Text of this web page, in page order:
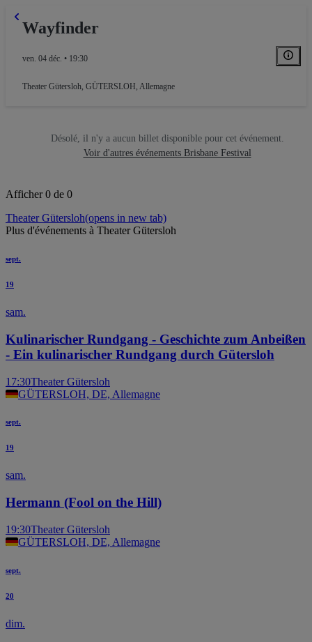
Wayfinder
ven. 04 déc. • 19:30
Theater Gütersloh, GÜTERSLOH, Allemagne
Désolé, il n'y a aucun billet disponible pour cet événement.
Voir d'autres événements Brisbane Festival
Afficher 0 de 0
Theater Gütersloh(opens in new tab)
Plus d'événements à Theater Gütersloh
sept.
19
sam.
Kulinarischer Rundgang - Geschichte zum Anbeißen
- Ein kulinarischer Rundgang durch Gütersloh
17:30Theater Gütersloh
GÜTERSLOH, DE, Allemagne
sept.
19
sam.
Hermann (Fool on the Hill)
19:30Theater Gütersloh
GÜTERSLOH, DE, Allemagne
sept.
20
dim.